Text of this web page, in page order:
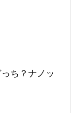
ち？ナノッ